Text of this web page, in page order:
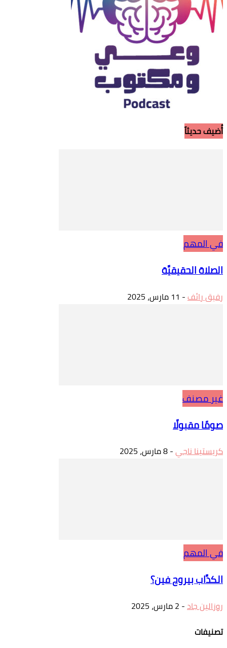
أُضيف حديثاً
في المهم
الصلاة الحقيقيَّة
رفيق رائف- 11 مارس، 2025
غير مصنف
صومًا مقبولًا
كريستينا ناجي-8 مارس، 2025
في المهم
الكدَّاب بيروح فين؟
روزالين جاد- 2 مارس، 2025
تصنيفات